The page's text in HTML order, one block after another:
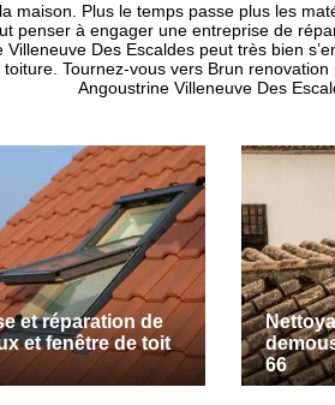
maison. Plus le temps passe plus les
penser à engager une entreprise de
Des Escaldes peut très bien
Tournez-vous vers Brun
Angoustrine Villeneuve Des
et réparation de
et fenêtre de toit
66